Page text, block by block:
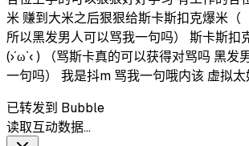
米 赚到大米之后狠狠给斯卡斯扣克爆米（
所以黑发男人可以骂我一句吗） 斯卡斯扣
(›´ω`‹ ) （骂斯卡真的可以获得对骂吗 黑发
一句吗） 我是抖m 骂我一句哦内该 虚拟
已转发到 Bubble
读取互动数据…